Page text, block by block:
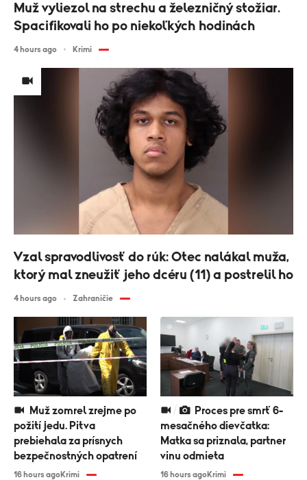
Muž vyliezol na strechu a železničný stožiar.
Spacifikovali ho po niekoľkých hodinách
4 hours ago Krimi
Vzal spravodlivosť do rúk: Otec nalákal muža,
ktorý mal zneužiť jeho dcéru (11) a postrelil ho
4 hours ago Zahraničie
požití jedu. Pitva
prebiehala za prísnych
bezpečnostných opatrení
16 hours agoKrimi
mesačného dievčatka:
Matka sa priznala, partner
vinu odmieta
16 hours agoKrimi